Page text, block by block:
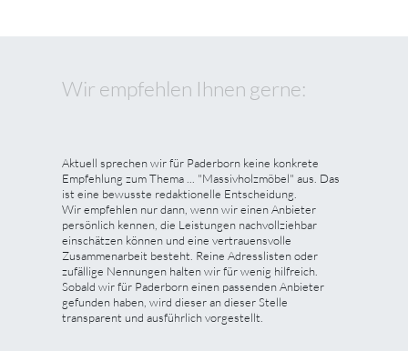
Wir empfehlen Ihnen gerne:
Aktuell sprechen wir für Paderborn keine konkrete
Empfehlung zum Thema ... "Massivholzmöbel" aus. Das
ist eine bewusste redaktionelle Entscheidung.
Wir empfehlen nur dann, wenn wir einen Anbieter
persönlich kennen, die Leistungen nachvollziehbar
einschätzen können und eine vertrauensvolle
Zusammenarbeit besteht. Reine Adresslisten oder
zufällige Nennungen halten wir für wenig hilfreich.
Sobald wir für Paderborn einen passenden Anbieter
gefunden haben, wird dieser an dieser Stelle
transparent und ausführlich vorgestellt.